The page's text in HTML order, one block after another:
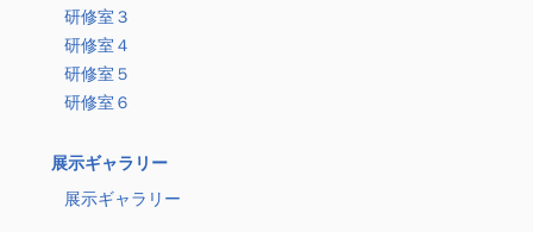
研修室３
研修室４
研修室５
研修室６
展示ギャラリー
展示ギャラリー